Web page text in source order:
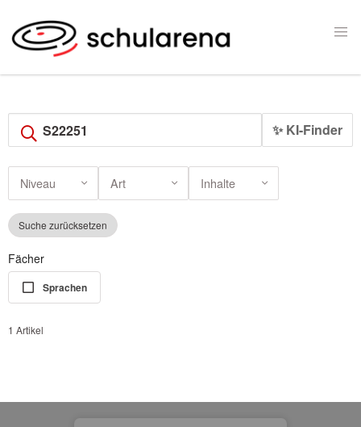
✨ KI-Finder
Niveau Art Inhalte
Suche zurücksetzen
Fächer
Sprachen
1 Artikel